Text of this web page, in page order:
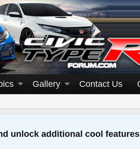
Gallery Contact Us
unlock additional cool features